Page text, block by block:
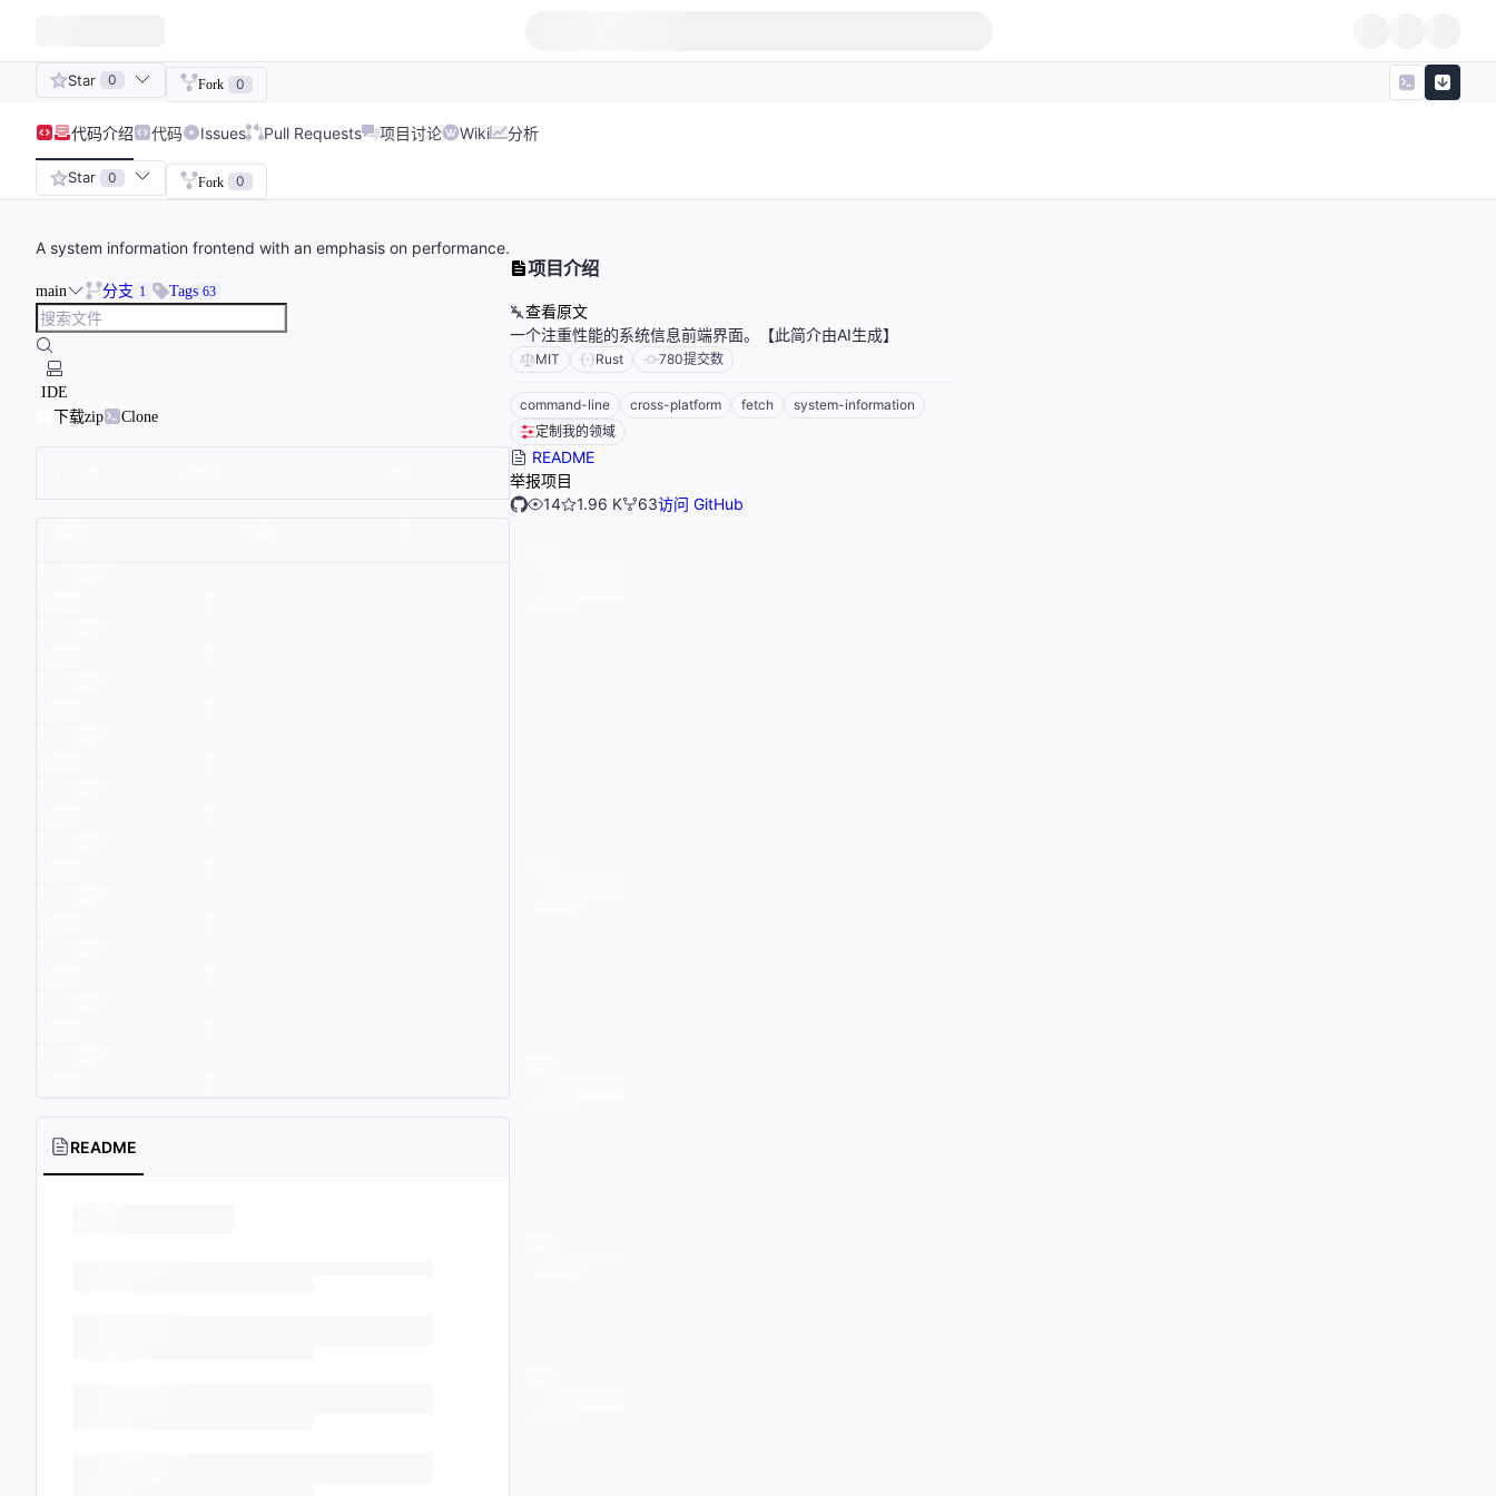
Star 0 Fork 0
代码介绍 代码 Issues Pull Requests 项目讨论 Wiki 分析
Star 0 Fork 0
A system information frontend with an emphasis on performance.
main 分支 1 Tags 63
IDE
下载zip
Clone
README
项目介绍
查看原文
一个注重性能的系统信息前端界面。【此简介由AI生成】
MIT Rust 780提交数
command-line cross-platform fetch
system-information
定制我的领域
README
举报项目
14
1.96 K 63访问 GitHub